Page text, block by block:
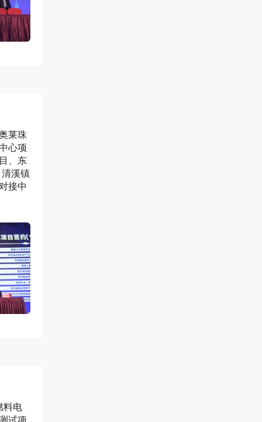
莱珠
心项
、东
溪镇
接中
料电
试项